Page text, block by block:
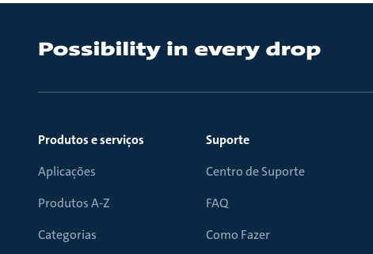
Produtos e serviços
Aplicações
Produtos A-Z
Categorias
Suporte
Centro de Suporte
FAQ
Como Fazer